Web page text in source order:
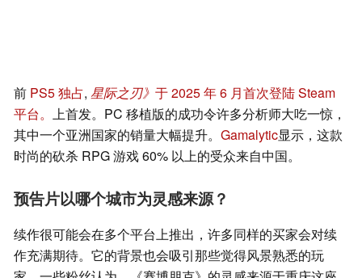
前 PS5 独占, 星际之刃》 于 2025 年 6 月首次登陆 Steam
平台。 上首发。PC 移植版的成功令许多分析师大吃一惊，
其中一个亚洲国家的销量大幅提升。 Gamalytic显示，这款
时尚的砍杀 RPG 游戏 60% 以上的受众来自中国。
预告片以哪个城市为灵感来源？
续作很可能会在多个平台上推出，许多同样的买家会对续
作充满期待。它的背景也会吸引那些觉得风景熟悉的玩